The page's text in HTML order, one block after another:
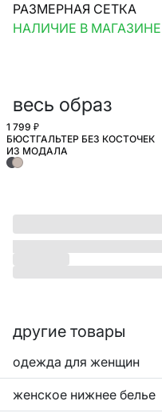
РАЗМЕРНАЯ СЕТКА
НАЛИЧИЕ В МАГАЗИНЕ
весь образ
1 799 ₽
БЮСТГАЛЬТЕР БЕЗ КОСТОЧЕК
ИЗ МОДАЛА
другие товары
одежда для женщин
женское нижнее белье